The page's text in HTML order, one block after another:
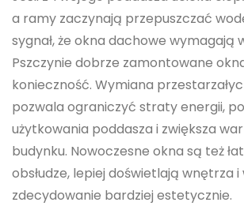
a ramy zaczynają przepuszczać
sygnał, że okna dachowe wymagają
Pszczynie dobrze zamontowane
konieczność. Wymiana
pozwala ograniczyć straty energii,
użytkowania poddasza i zwiększa
budynku. Nowoczesne okna są też
obsłudze, lepiej doświetlają wnętrza
zdecydowanie bardziej estetycznie.